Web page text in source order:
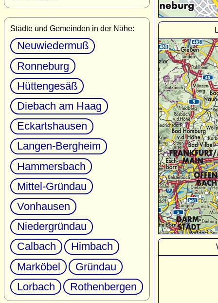
Städte und Gemeinden in der Nähe:
Neuwiedermuß
Ronneburg
Hüttengesäß
Diebach am Haag
Eckartshausen
Langen-Bergheim
Hammersbach
Mittel-Gründau
Vonhausen
Niedergründau
Calbach
Himbach
Marköbel
Gründau
Lorbach
Rothenbergen